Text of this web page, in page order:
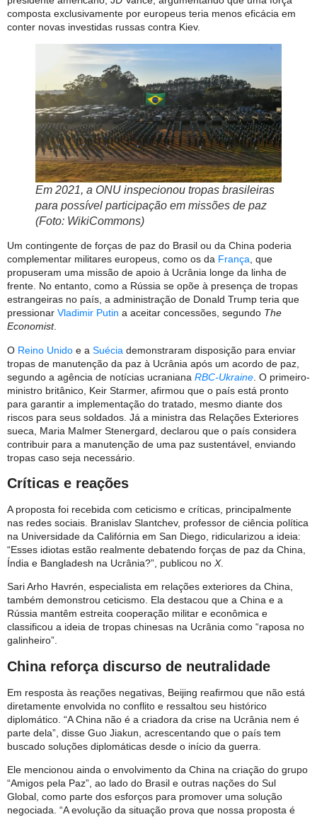
composta exclusivamente por europeus teria menos eficácia em
conter novas investidas russas contra Kiev.
Em 2021, a ONU inspecionou tropas brasileiras
para possível participação em missões de paz
(Foto: WikiCommons)
Um contingente de forças de paz do Brasil ou da China poderia
complementar militares europeus, como os da França, que
propuseram uma missão de apoio à Ucrânia longe da linha de
frente. No entanto, como a Rússia se opõe à presença de tropas
estrangeiras no país, a administração de Donald Trump teria que
pressionar Vladimir Putin a aceitar concessões, segundo The
Economist.
O Reino Unido e a Suécia demonstraram disposição para enviar
tropas de manutenção da paz à Ucrânia após um acordo de paz,
segundo a agência de notícias ucraniana RBC-Ukraine . O primeiro-
ministro britânico, Keir Starmer, afirmou que o país está pronto
para garantir a implementação do tratado, mesmo diante dos
riscos para seus soldados. Já a ministra das Relações Exteriores
sueca, Maria Malmer Stenergard, declarou que o país considera
contribuir para a manutenção de uma paz sustentável, enviando
tropas caso seja necessário.
Críticas e reações
A proposta foi recebida com ceticismo e críticas, principalmente
nas redes sociais. Branislav Slantchev, professor de ciência política
na Universidade da Califórnia em San Diego, ridicularizou a ideia:
“Esses idiotas estão realmente debatendo forças de paz da China,
Índia e Bangladesh na Ucrânia?”, publicou no X.
Sari Arho Havrén, especialista em relações exteriores da China,
também demonstrou ceticismo. Ela destacou que a China e a
Rússia mantêm estreita cooperação militar e econômica e
classificou a ideia de tropas chinesas na Ucrânia como “raposa no
galinheiro”.
China reforça discurso de neutralidade
Em resposta às reações negativas, Beijing reafirmou que não está
diretamente envolvida no conflito e ressaltou seu histórico
diplomático. “A China não é a criadora da crise na Ucrânia nem é
parte dela”, disse Guo Jiakun, acrescentando que o país tem
buscado soluções diplomáticas desde o início da guerra.
Ele mencionou ainda o envolvimento da China na criação do grupo
“Amigos pela Paz”, ao lado do Brasil e outras nações do Sul
Global, como parte dos esforços para promover uma solução
negociada. “A evolução da situação prova que nossa proposta é